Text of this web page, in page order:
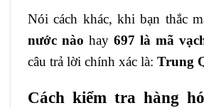
Nói cách khác, khi bạn thắc
nước nào hay 697 là mã
câu trả lời chính xác là: Trung
Cách kiểm tra hàng